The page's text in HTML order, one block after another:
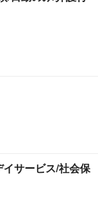
イサービス/社会保